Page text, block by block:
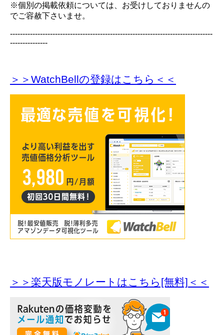
※個別の掲載依頼については、お受けしておりませんの
でご容赦下さいませ。
---------------------------------------------------------------------------------
---------------
＞＞WatchBellの登録はこちら＜＜
＞＞楽天版モノレートはこちら[無料]＜＜